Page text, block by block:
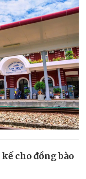
cho đồng bào